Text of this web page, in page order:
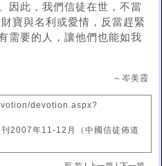
因此，我們信徒在世，不當
寶與名利或愛情，反當趕緊
需要的人，讓他們也能如我
～岑美霞
devotion.aspx?
2007年11-12月（中國信徒佈道